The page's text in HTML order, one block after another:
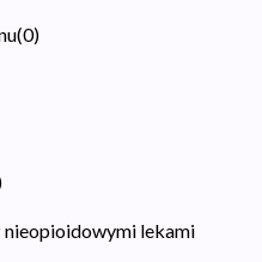
(0)
nieopioidowymi lekami